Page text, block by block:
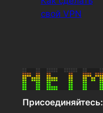
свой VPN
Присоединяйтесь: